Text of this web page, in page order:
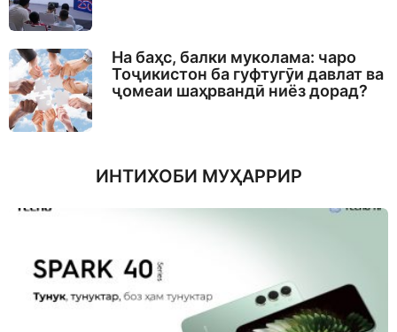
На баҳс, балки муколама: чаро
Тоҷикистон ба гуфтугӯи давлат ва
ҷомеаи шаҳрвандӣ ниёз дорад?
ИНТИХОБИ МУҲАРРИР